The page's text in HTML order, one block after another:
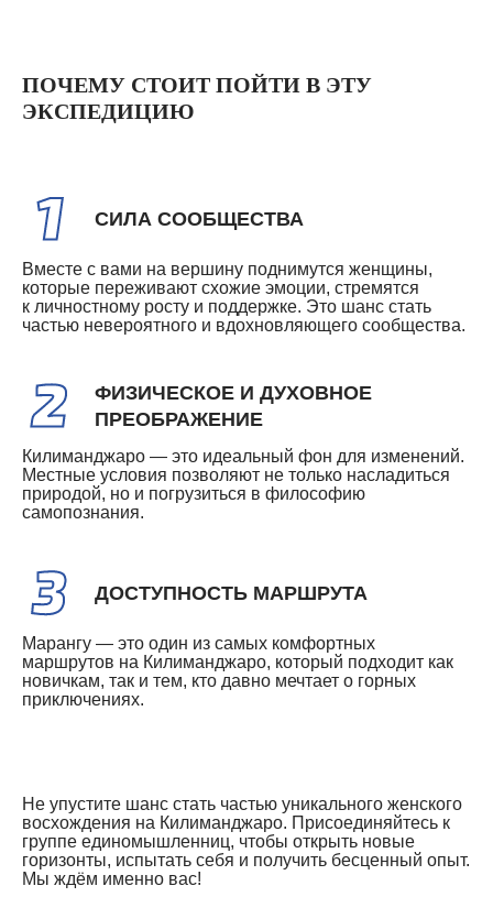
ПОЧЕМУ СТОИТ ПОЙТИ В ЭТУ
ЭКСПЕДИЦИЮ
СИЛА СООБЩЕСТВА
Вместе с вами на вершину поднимутся женщины,
которые переживают схожие эмоции, стремятся
к личностному росту и поддержке. Это шанс стать
частью невероятного и вдохновляющего сообщества.
ФИЗИЧЕСКОЕ И ДУХОВНОЕ
ПРЕОБРАЖЕНИЕ
Килиманджаро — это идеальный фон для изменений.
Местные условия позволяют не только насладиться
природой, но и погрузиться в философию
самопознания.
ДОСТУПНОСТЬ МАРШРУТА
Марангу — это один из самых комфортных
маршрутов на Килиманджаро, который подходит как
новичкам, так и тем, кто давно мечтает о горных
приключениях.
Не упустите шанс стать частью уникального женского
восхождения на Килиманджаро. Присоединяйтесь к
группе единомышленниц, чтобы открыть новые
горизонты, испытать себя и получить бесценный опыт.
Мы ждём именно вас!